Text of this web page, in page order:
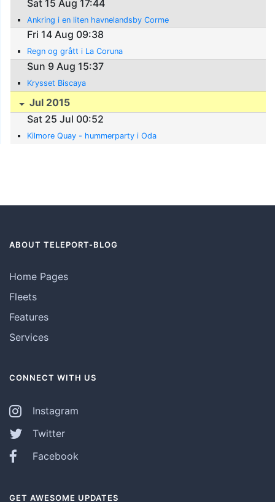
Sat 15 Aug 17:44
Ankring i en liten havnelandsby Corme
Fri 14 Aug 09:38
Regn og grått i La Coruna
Sun 9 Aug 15:37
Krysset Biscaya
Jul 2015
Sat 25 Jul 00:52
Kilmore Quay - hummerparty i Oda
ABOUT TELEPORT-BLOG
Home Pages
Fleets
Features
Services
CONNECT WITH US
Instagram
Twitter
Facebook
GET AWESOME UPDATES